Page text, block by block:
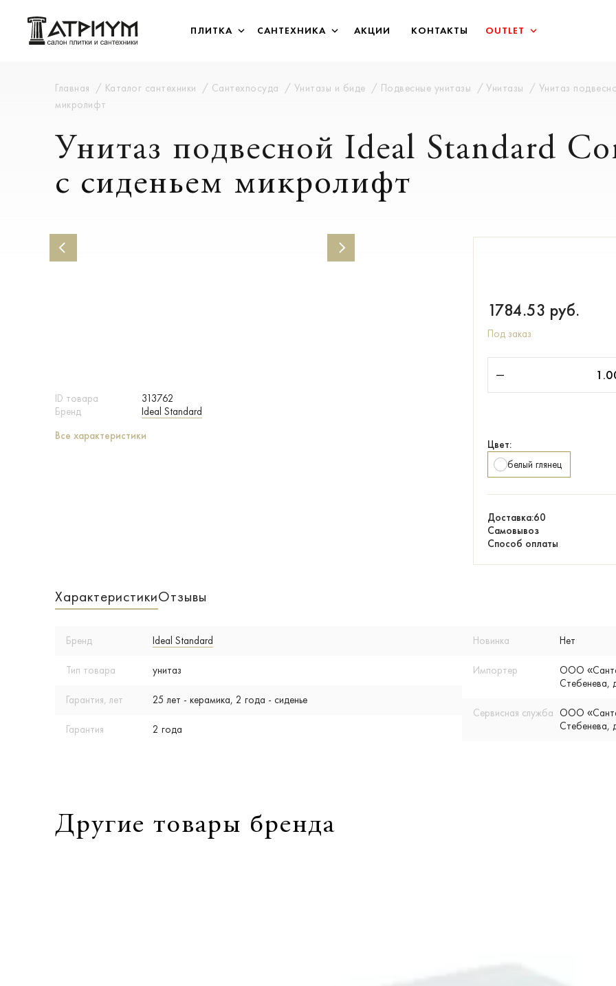
ПЛИТКА САНТЕХНИКА АКЦИИ КОНТАКТЫ OUTLET
Главная Каталог сантехники Сантехпосуда Унитазы и биде Подвесные унитазы Унитазы
Унитаз
микролифт
Унитаз подвесной Ideal Standard
c сиденьем микролифт
ID товара
313762
Бренд
Ideal Standard
Все характеристики
1784.53 руб.
Под заказ
Цвет:
белый глянец
Доставка:60
Самовывоз
Способ оплаты
ХарактеристикиОтзывы
Бренд Ideal Standard
Тип товара унитаз
Гарантия, лет 25 лет - керамика, 2 года - сиденье
Гарантия 2 года
Новинка Нет
Импортер
ООО
Стебенева,
Сервисная служба ООО
Стебенева,
Другие товары бренда